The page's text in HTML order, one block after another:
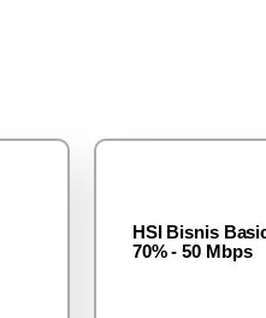
HSI Bisnis
70% - 50 Mbps